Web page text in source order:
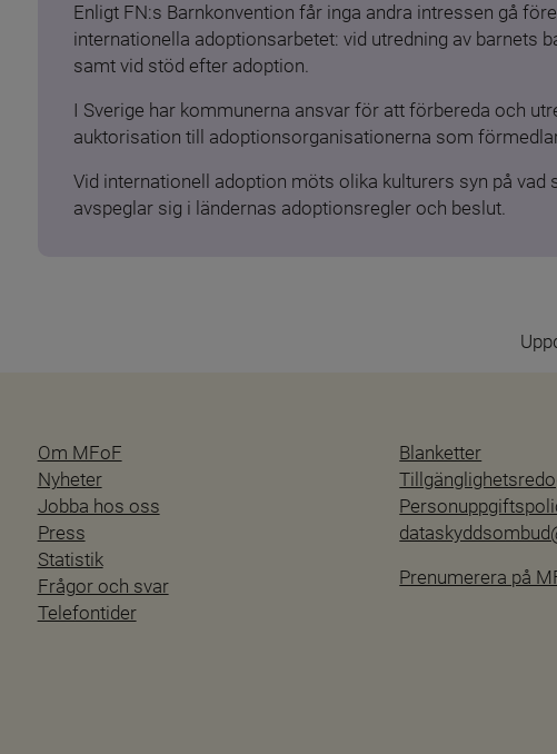
Enligt FN:s Barnkonvention får inga andra intressen gå
internationella adoptionsarbetet: vid utredning av barnets
samt vid stöd efter adoption.
I Sverige har kommunerna ansvar för att förbereda och
auktorisation till adoptionsorganisationerna som
Vid internationell adoption möts olika kulturers syn på
avspeglar sig i ländernas adoptionsregler och beslut.
Om MFoF
Nyheter
Jobba hos oss
Press
Statistik
Frågor och svar
Telefontider
Blanketter
Prenumerera på